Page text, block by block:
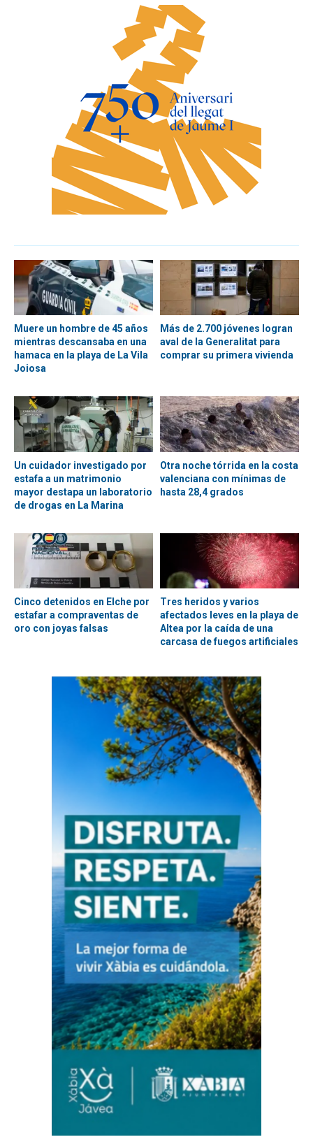
Muere un hombre de 45 años
mientras descansaba en una
hamaca en la playa de La Vila
Joiosa
Más de 2.700 jóvenes logran
aval de la Generalitat para
comprar su primera vivienda
Un cuidador investigado por
estafa a un matrimonio
mayor destapa un laboratorio
de drogas en La Marina
Otra noche tórrida en la costa
valenciana con mínimas de
hasta 28,4 grados
Cinco detenidos en Elche por
estafar a compraventas de
oro con joyas falsas
Tres heridos y varios
afectados leves en la playa de
Altea por la caída de una
carcasa de fuegos artificiales